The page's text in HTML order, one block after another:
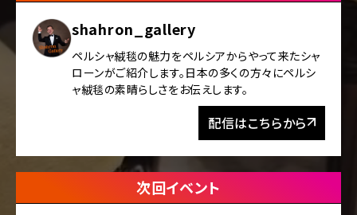
shahron_gallery
ペルシャ絨毯の魅力をペルシアからやって来たシャ
ローンがご紹介します。日本の多くの方々にペルシ
ャ絨毯の素晴らしさをお伝えします。
配信はこちらから
次回イベント